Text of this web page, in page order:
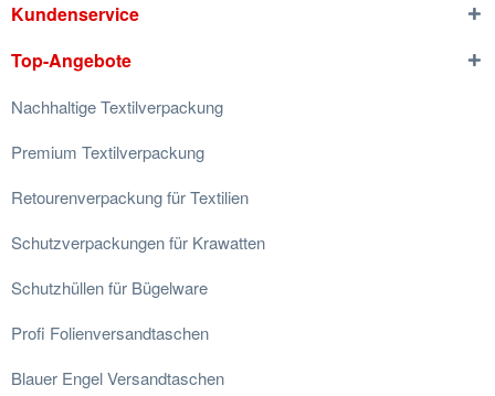
Kundenservice
Top-Angebote
Nachhaltige Textilverpackung
Premium Textilverpackung
Retourenverpackung für Textilien
Schutzverpackungen für Krawatten
Schutzhüllen für Bügelware
Profi Folienversandtaschen
Blauer Engel Versandtaschen